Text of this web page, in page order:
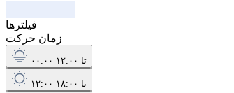
فیلترها
زمان حرکت
۰۰:۰۰ تا ۱۲:۰۰
۱۲:۰۰ تا ۱۸:۰۰